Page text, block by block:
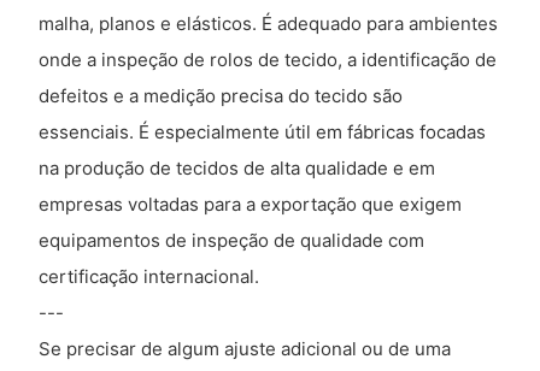
malha, planos e elásticos. É adequado para ambientes
onde a inspeção de rolos de tecido, a identificação de
defeitos e a medição precisa do tecido são
essenciais. É especialmente útil em fábricas focadas
na produção de tecidos de alta qualidade e em
empresas voltadas para a exportação que exigem
equipamentos de inspeção de qualidade com
certificação internacional.
---
Se precisar de algum ajuste adicional ou de uma